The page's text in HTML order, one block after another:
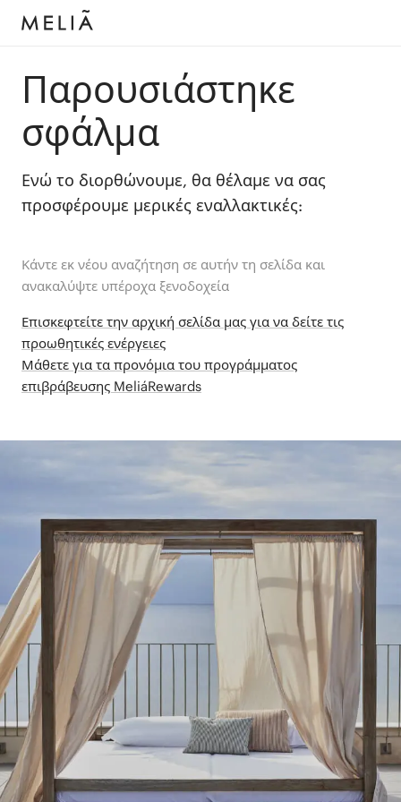
Παρουσιάστηκε
σφάλμα
Ενώ το διορθώνουμε, θα θέλαμε να σας
προσφέρουμε μερικές εναλλακτικές:
Κάντε εκ νέου αναζήτηση σε αυτήν τη σελίδα και
ανακαλύψτε υπέροχα ξενοδοχεία
Επισκεφτείτε την αρχική σελίδα μας για να δείτε τις
προωθητικές ενέργειες
Μάθετε για τα προνόμια του προγράμματος
επιβράβευσης MeliáRewards